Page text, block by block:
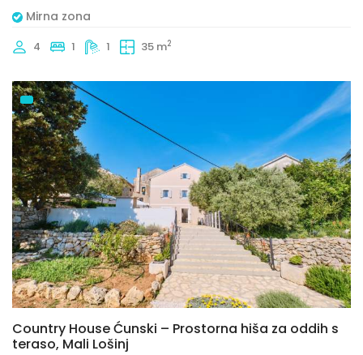
Mirna zona
4 1 1 35 m2
Country House Ćunski – Prostorna hiša za oddih s
teraso, Mali Lošinj